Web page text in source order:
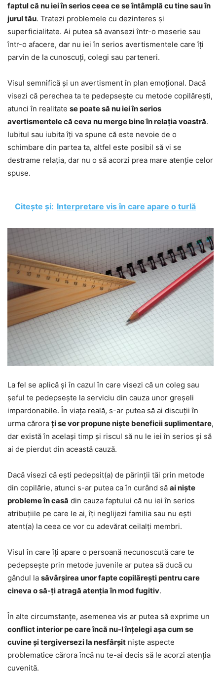
faptul că nu iei în serios ceea ce se întâmplă cu tine sau în
jurul tău. Tratezi problemele cu dezinteres și
superficialitate. Ai putea să avansezi într-o meserie sau
într-o afacere, dar nu iei în serios avertismentele care îți
parvin de la cunoscuți, colegi sau parteneri.
Visul semnifică și un avertisment în plan emoțional. Dacă
visezi că perechea ta te pedepsește cu metode copilărești,
atunci în realitate se poate să nu iei în serios
avertismentele că ceva nu merge bine în relația voastră.
Iubitul sau iubita îți va spune că este nevoie de o
schimbare din partea ta, altfel este posibil să vi se
destrame relația, dar nu o să acorzi prea mare atenție celor
spuse.
Citește și: Interpretare vis în care apare o turlă
La fel se aplică și în cazul în care visezi că un coleg sau
șeful te pedepsește la serviciu din cauza unor greșeli
impardonabile. În viața reală, s-ar putea să ai discuții în
urma cărora ți se vor propune niște beneficii suplimentare,
dar există în același timp și riscul să nu le iei în serios și să
ai de pierdut din această cauză.
Dacă visezi că ești pedepsit(a) de părinții tăi prin metode
din copilărie, atunci s-ar putea ca în curând să ai niște
probleme în casă din cauza faptului că nu iei în serios
atribuțiile pe care le ai, îți neglijezi familia sau nu ești
atent(a) la ceea ce vor cu adevărat ceilalți membri.
Visul în care îți apare o persoană necunoscută care te
pedepsește prin metode juvenile ar putea să ducă cu
gândul la săvârșirea unor fapte copilărești pentru care
cineva o să-ți atragă atenția în mod fugitiv.
În alte circumstanțe, asemenea vis ar putea să exprime un
conflict interior pe care încă nu-l înțelegi așa cum se
cuvine și tergiversezi la nesfârșit niște aspecte
problematice cărora încă nu te-ai decis să le acorzi atenția
cuvenită.